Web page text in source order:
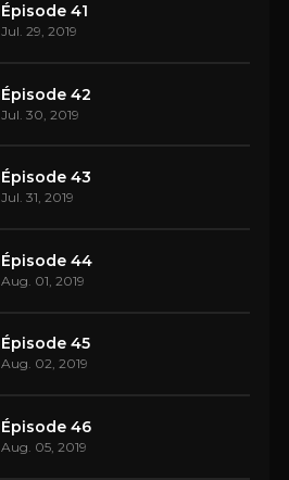
Épisode 41
Jul. 29, 2019
Épisode 42
Jul. 30, 2019
Épisode 43
Jul. 31, 2019
Épisode 44
Aug. 01, 2019
Épisode 45
Aug. 02, 2019
Épisode 46
Aug. 05, 2019